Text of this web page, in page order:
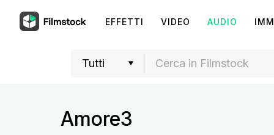
EFFETTI VIDEO AUDIO
Amore3